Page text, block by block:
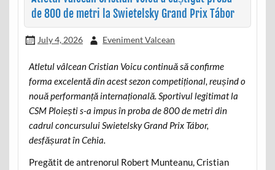
de 800 de metri la Swietelsky Grand Prix Tábor
July 4, 2026 Eveniment Valcean
Atletul vâlcean Cristian Voicu continuă să confirme
forma excelentă din acest sezon competițional, reușind o
nouă performanță internațională. Sportivul legitimat la
CSM Ploiești s-a impus în proba de 800 de metri din
cadrul concursului Swietelsky Grand Prix Tábor,
desfășurat în Cehia.
Pregătit de antrenorul Robert Munteanu, Cristian